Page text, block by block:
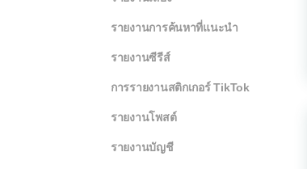
รายงานการค้นหาที่แนะนำ
รายงานซีรีส์
การรายงานสติกเกอร์ TikTok
รายงานโพสต์
รายงานบัญชี